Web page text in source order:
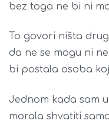
bez toga ne bi ni
To govori ništa
da ne se mogu ni
bi postala osoba
Jednom kada sam
morala shvatiti